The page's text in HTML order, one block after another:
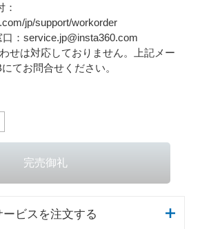
jp/support/workorder
：service.jp@insta360.com
せは対応しておりません。上記メー
てお問合せください。
ビスを注文する